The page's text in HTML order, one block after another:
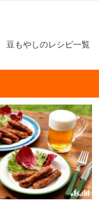
豆もやしのレシピ一覧